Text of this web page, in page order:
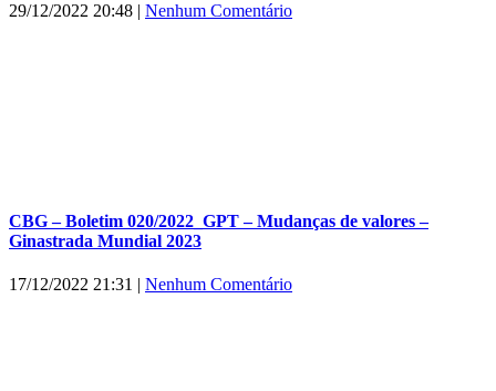
29/12/2022 20:48 Nenhum Comentário
CBG – Boletim 020/2022_GPT – Mudanças de valores –
Ginastrada Mundial 2023
17/12/2022 21:31 | Nenhum Comentário